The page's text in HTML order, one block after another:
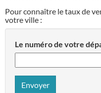
Pour connaître le taux de
votre ville :
Le numéro de votre
Envoyer